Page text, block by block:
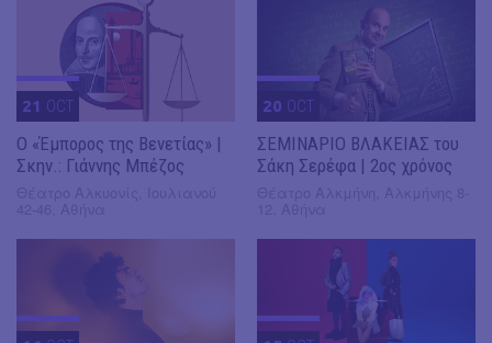
21 OCT
Ο «Έμπορος της Βενετίας» |
Σκην.: Γιάννης Μπέζος
20 OCT
ΣΕΜΙΝΑΡΙΟ ΒΛΑΚΕΙΑΣ του
Σάκη Σερέφα | 2ος χρόνος